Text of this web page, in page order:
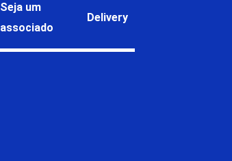
Seja um
associado
Delivery